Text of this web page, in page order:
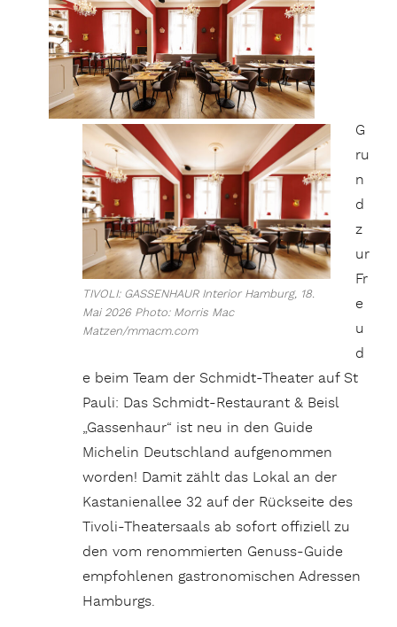
TIVOLI: GASSENHAUR Interior Hamburg, 18.
Mai 2026 Photo: Morris Mac
Matzen/mmacm.com
G
ru
n
d
z
ur
Fr
e
u
d
e beim Team der Schmidt-Theater auf St
Pauli: Das Schmidt-Restaurant & Beisl
„Gassenhaur“ ist neu in den Guide
Michelin Deutschland aufgenommen
worden! Damit zählt das Lokal an der
Kastanienallee 32 auf der Rückseite des
Tivoli-Theatersaals ab sofort offiziell zu
den vom renommierten Genuss-Guide
empfohlenen gastronomischen Adressen
Hamburgs.